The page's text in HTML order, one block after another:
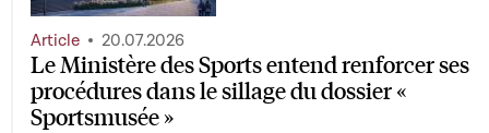
Le Ministère des Sports entend renforcer ses
procédures dans le sillage du dossier «
Sportsmusée »
Article 20.07.2026